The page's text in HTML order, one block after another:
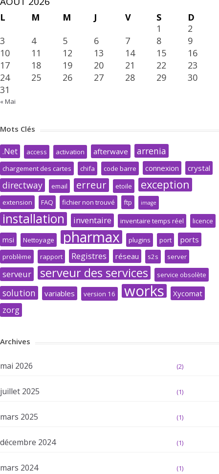
L M M J V S
D
1
2
3
4 5 6 7 8
9
10
11 12 13 14 15
16
17
18 19 20 21 22
23
24
25 26 27 28 29
30
31
« Mai
Mots Clés
.Net access activation afterwave arrenia
chargement des cartes chifa code barre connexion crystal
directway email erreur etoile exception
extension FAQ fichier non trouvé ftp image
installation inventaire inventaire temps réel licence
msi Nettoyage pharmax plugins port ports
problème rapport Registres réseau s2s server
serveur serveur des services service obsolète
solution variables version 16 works Xycomat
zorg
Archives
mai 2026 (2)
juillet 2025 (1)
mars 2025 (1)
décembre 2024 (1)
mars 2024 (1)